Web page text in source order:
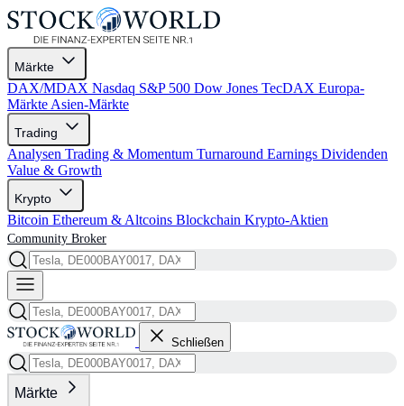
Märkte
DAX/MDAX Nasdaq S&P 500 Dow Jones TecDAX Europa-
Märkte Asien-Märkte
Trading
Analysen Trading & Momentum Turnaround Earnings Dividenden
Value & Growth
Krypto
Bitcoin Ethereum & Altcoins Blockchain Krypto-Aktien
Community Broker
Schließen
Märkte